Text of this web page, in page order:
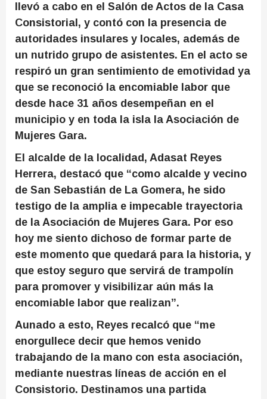
llevó a cabo en el Salón de Actos de la Casa
Consistorial, y contó con la presencia de
autoridades insulares y locales, además de
un nutrido grupo de asistentes. En el acto se
respiró un gran sentimiento de emotividad ya
que se reconoció la encomiable labor que
desde hace 31 años desempeñan en el
municipio y en toda la isla la Asociación de
Mujeres Gara.
El alcalde de la localidad, Adasat Reyes
Herrera, destacó que “como alcalde y vecino
de San Sebastián de La Gomera, he sido
testigo de la amplia e impecable trayectoria
de la Asociación de Mujeres Gara. Por eso
hoy me siento dichoso de formar parte de
este momento que quedará para la historia, y
que estoy seguro que servirá de trampolín
para promover y visibilizar aún más la
encomiable labor que realizan”.
Aunado a esto, Reyes recalcó que “me
enorgullece decir que hemos venido
trabajando de la mano con esta asociación,
mediante nuestras líneas de acción en el
Consistorio. Destinamos una partida